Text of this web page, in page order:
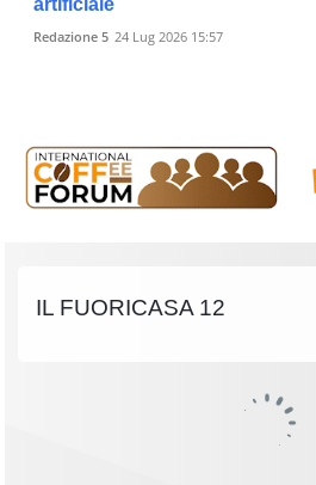
artificiale
Redazione 5 24 Lug 2026 15:57